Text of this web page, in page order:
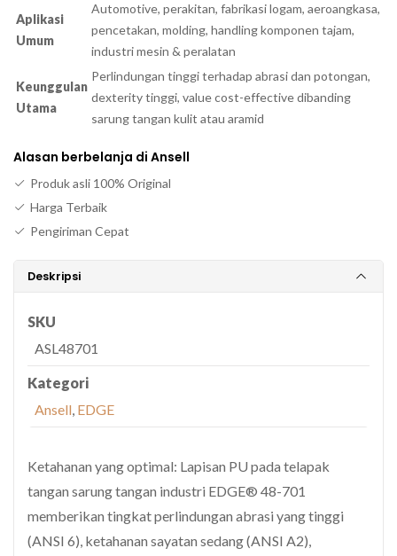
Aplikasi
Umum
Automotive, perakitan, fabrikasi logam, aeroangkasa,
pencetakan, molding, handling komponen tajam,
industri mesin & peralatan
Keunggulan
Utama
Perlindungan tinggi terhadap abrasi dan potongan,
dexterity tinggi, value cost-effective dibanding
sarung tangan kulit atau aramid
Alasan berbelanja di Ansell
Produk asli 100% Original
Harga Terbaik
Pengiriman Cepat
Deskripsi
SKU
ASL48701
Kategori
Ansell, EDGE
Ketahanan yang optimal: Lapisan PU pada telapak
tangan sarung tangan industri EDGE® 48-701
memberikan tingkat perlindungan abrasi yang tinggi
(ANSI 6), ketahanan sayatan sedang (ANSI A2),